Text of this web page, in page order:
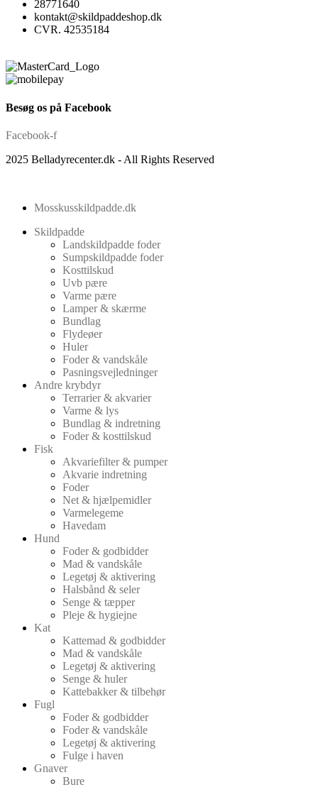
28771640
kontakt@skildpaddeshop.dk
CVR. 42535184
Besøg os på Facebook
Facebook-f
2025 Belladyrecenter.dk - All Rights Reserved
Mosskusskildpadde.dk
Skildpadde
Landskildpadde foder
Sumpskildpadde foder
Kosttilskud
Uvb pære
Varme pære
Lamper & skærme
Bundlag
Flydeøer
Huler
Foder & vandskåle
Pasningsvejledninger
Andre krybdyr
Terrarier & akvarier
Varme & lys
Bundlag & indretning
Foder & kosttilskud
Fisk
Akvariefilter & pumper
Akvarie indretning
Foder
Net & hjælpemidler
Varmelegeme
Havedam
Hund
Foder & godbidder
Mad & vandskåle
Legetøj & aktivering
Halsbånd & seler
Senge & tæpper
Pleje & hygiejne
Kat
Kattemad & godbidder
Mad & vandskåle
Legetøj & aktivering
Senge & huler
Kattebakker & tilbehør
Fugl
Foder & godbidder
Foder & vandskåle
Legetøj & aktivering
Fulge i haven
Gnaver
Bure